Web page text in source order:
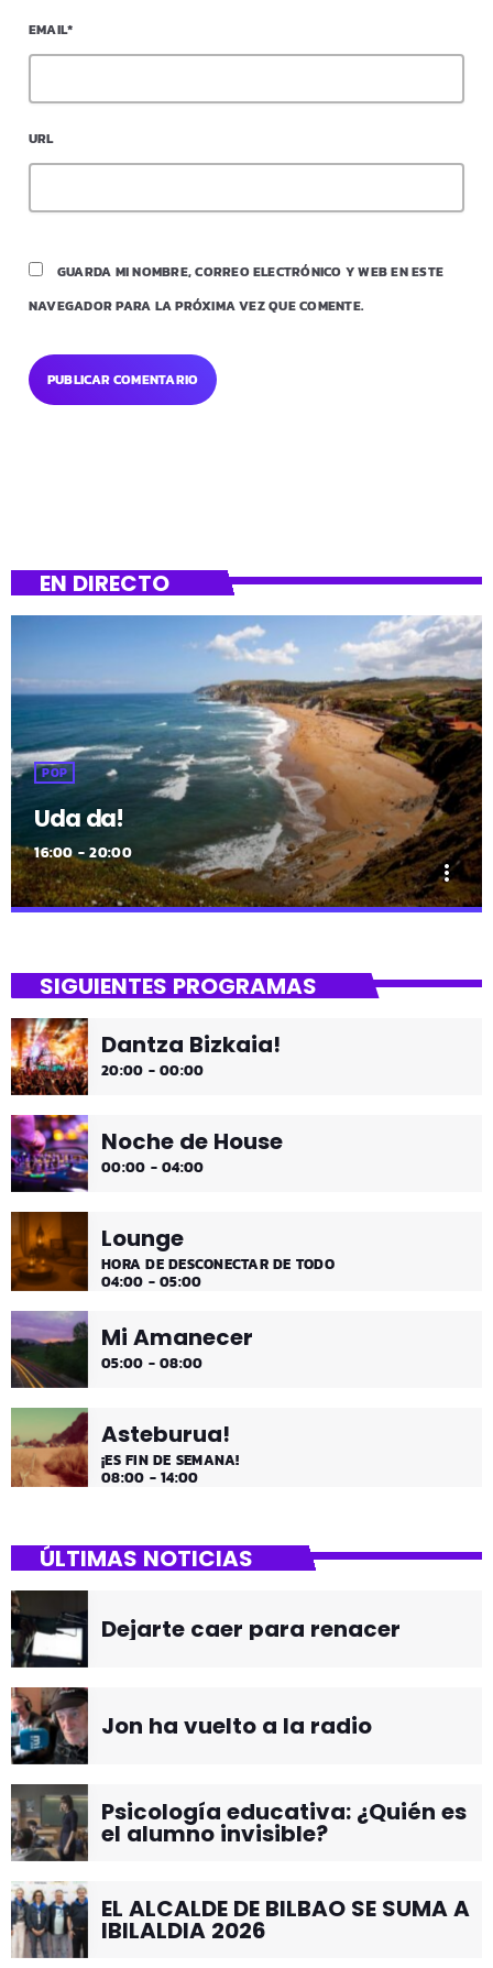
EMAIL*
URL
GUARDA MI NOMBRE, CORREO ELECTRÓNICO Y WEB EN ESTE
NAVEGADOR PARA LA PRÓXIMA VEZ QUE COMENTE.
EN DIRECTO
POP
Uda da!
16:00 - 20:00
more_vert
¡Toda la música!
¡Toda la música!
SIGUIENTES PROGRAMAS
Dantza Bizkaia!
20:00 - 00:00
Noche de House
00:00 - 04:00
Lounge
HORA DE DESCONECTAR DE TODO
04:00 - 05:00
Mi Amanecer
05:00 - 08:00
Asteburua!
¡ES FIN DE SEMANA!
08:00 - 14:00
ÚLTIMAS NOTICIAS
Dejarte caer para renacer
Jon ha vuelto a la radio
Psicología educativa: ¿Quién es
el alumno invisible?
EL ALCALDE DE BILBAO SE SUMA A
IBILALDIA 2026